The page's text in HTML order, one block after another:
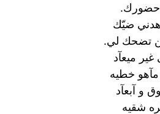
حضورك.
ضيّك
تضحك لي.
ميعآد
خطيه
و آبعآد
شقيه